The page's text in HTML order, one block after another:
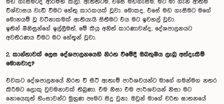
මඩ ගැසීමටද ආරම්භ කලා. ඇත්තටම, එසේ මඩගැසීම, මට මා ගැන ආත්ම
විශ්වාසය වැඩි වීමට හේතු කාරකයක් වූවා. මොකද, එසේ මඩ ගැසීමට මගේ
මොනයම් වූ වටිනාකමක් ඇතියැයි සිතීමට එය මට ඉවහල් වූවා.
ඉතින් මිනිසුන්ගේ ඉල්ලීමත්, මේ කියූ අනිත් කාරණාවන්ද, දේශපාලනයට
අවතීරණය වීමට මට හේතූන් වූවා.
2. කාන්තාවක් ලෙස දේශපාලනයෙහි නිරත වීමේදී ඔබතුමිය ලැබූ අත්දැකීම්
මොනවාද?
එවකට දේශපාලනයේ නිරත වී සිටි ඇතැම් පාර්ශවයන්ට මාගේ ගමන්මග නතර
කිරීමට ලොකු වුවමනාවක් තිබුණා. එම නිසා එම පාර්ශවයන් නිසා මට
නොයෙකුත් හිංසාවන්ට මුහුණ පෑමට සිදු වුනා. ඔවුන් මාගේ චරිත ඝාතනයේ